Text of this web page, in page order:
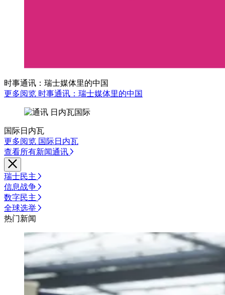
时事通讯：瑞士媒体里的中国
更多阅览 时事通讯：瑞士媒体里的中国
国际日内瓦
更多阅览 国际日内瓦
查看所有新闻通讯
瑞士民主
信息战争
数字民主
全球选举
热门新闻